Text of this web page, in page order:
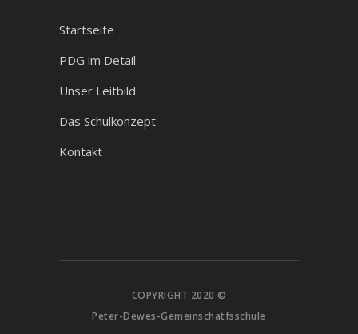
Startseite
PDG im Detail
Unser Leitbild
Das Schulkonzept
Kontakt
COPYRIGHT 2020 ©
Peter-Dewes-Gemeinschatfsschule